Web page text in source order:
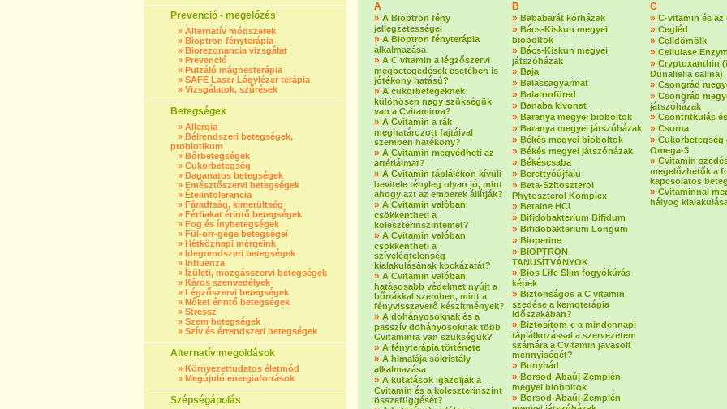
Prevenció - megelőzés
» Alternatív módszerek
» Bioptron fényterápia
» Biorezonancia vizsgálat
» Prevenció
» Pulzáló mágnesterápia
» SAFE Laser Lágylézer terápia
» Vizsgálatok, szűrések
Betegségek
» Allergia
» Bélrendszeri betegségek,
probiotikum
» Bőrbetegségek
» Cukorbetegség
» Daganatos betegségek
» Emésztőszervi betegségek
» Ételintolerancia
» Fáradtság, kimerültség
» Férfiakat érintő betegségek
» Fog és ínybetegségek
» Fül-orr-gége betegségei
» Hétköznapi mérgeink
» Idegrendszeri betegségek
» Influenza
» Ízületi, mozgásszervi betegségek
» Káros szenvedélyek
» Légzőszervi betegségek
» Nőket érintő betegségek
» Stressz
» Szem betegségek
» Szív és érrendszeri betegségek
Alternatív megoldások
» Környezettudatos életmód
» Megújuló energiaforrások
Szépségápolás
A
» A Bioptron fény
jellegzetességei
» A Bioptron fényterápia
alkalmazása
» A C vitamin a légzőszervi
megbetegedések esetében is
jótékony hatású?
» A cukorbetegeknek
különösen nagy szükségük
van a Cvitaminra?
» A Cvitamin a rák
meghatározott fajtáival
szemben hatékony?
» A Cvitamin megvédheti az
artériáimat?
» A Cvitamin táplálékon kívüli
bevitele tényleg olyan jó, mint
ahogy azt az emberek állítják?
» A Cvitamin valóban
csökkentheti a
koleszterinszintemet?
» A Cvitamin valóban
csökkentheti a
szívelégtelenség
kialakulásának kockázatát?
» A Cvitamin valóban
hatásosabb védelmet nyújt a
bőrrákkal szemben, mint a
fényvisszaverő készítmények?
» A dohányosoknak és a
passzív dohányosoknak több
Cvitaminra van szükségük?
» A fényterápia története
» A himalája sókristály
alkalmazása
» A kutatások igazolják a
Cvitamin és a koleszterinszint
összefüggését?
B
» Bababarát kórházak
» Bács-Kiskun megyei
bioboltok
» Bács-Kiskun megyei
játszóházak
» Baja
» Balassagyarmat
» Balatonfüred
» Banaba kivonat
» Baranya megyei bioboltok
» Baranya megyei játszóházak
» Békés megyei bioboltok
» Békés megyei játszóházak
» Békéscsaba
» Berettyóújfalu
» Beta-Szitoszterol
Phytoszterol Komplex
» Betaine HCI
» Bifidobakterium Bifidum
» Bifidobakterium Longum
» Bioperine
» BIOPTRON
TANUSÍTVÁNYOK
» Bios Life Slim fogyókúrás
képek
» Biztonságos a C vitamin
szedése a kemoterápia
időszakában?
» Biztosítom-e a mindennapi
táplálkozással a szervezetem
számára a Cvitamin javasolt
mennyiségét?
» Bonyhád
» Borsod-Abaúj-Zemplén
megyei bioboltok
» Borsod-Abaúj-Zemplén
C
» C-vitamin és az
» Cegléd
» Celldömölk
» Cellulase
» Cryptoxanthin
Dunaliella salina)
» Csongrád
» Csongrád
játszóházak
» Csontritkulás
» Csorna
» Cukorbetegség
Omega-3
» Cvitamin
megelőzhetők a
kapcsolatos
» Cvitaminnal
hályog